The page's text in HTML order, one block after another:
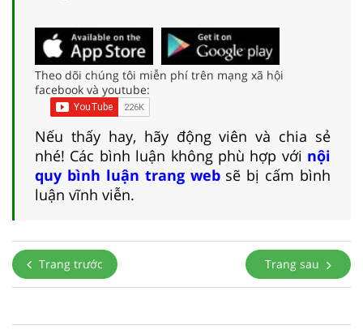
Theo dõi chúng tôi miễn phí trên mạng xã hội
facebook và youtube:
Nếu thấy hay, hãy động viên và chia sẻ
nhé! Các bình luận không phù hợp với nội
quy bình luận trang websẽ bị cấm bình
luận vĩnh viễn.
Trang trước Trang sau